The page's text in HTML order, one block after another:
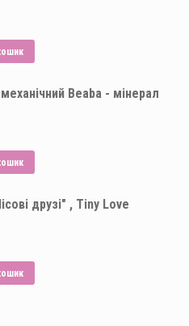
можна
на
Beaba - мінерал
друзі" , Tiny Love